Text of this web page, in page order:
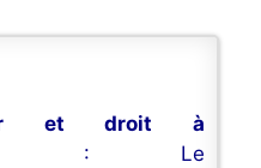
et droit à
: Le